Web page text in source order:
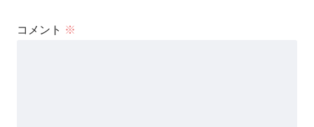
コメント ※